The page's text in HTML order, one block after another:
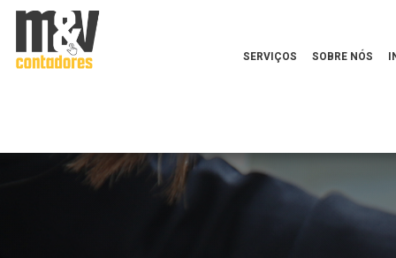
SERVIÇOS SOBRE NÓS